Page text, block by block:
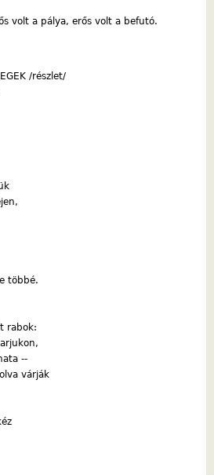
volt a pálya, erős volt a befutó.
/részlet/
többé.
rabok:
--
várják